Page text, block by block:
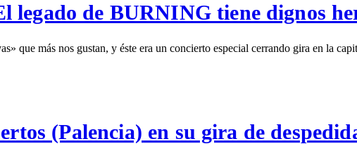
de BURNING tiene dignos
que más nos gustan, y éste era un concierto especial cerrando gira en la
(Palencia) en su gira de